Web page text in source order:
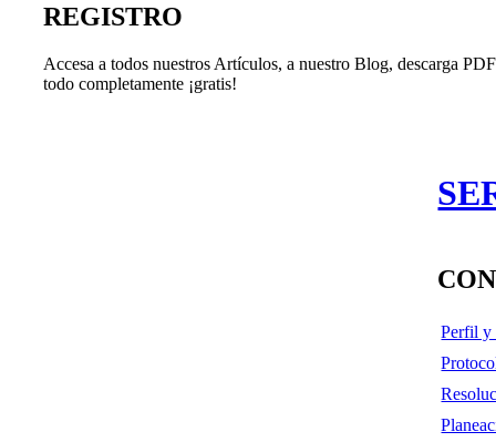
REGISTRO
Accesa a todos nuestros Artículos, a nuestro Blog, descarga
todo completamente ¡gratis!
Perfil y